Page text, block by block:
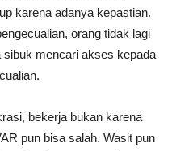
karena adanya kepastian.
orang tidak lagi
mencari akses kepada
bekerja bukan karena
pun bisa salah. Wasit pun